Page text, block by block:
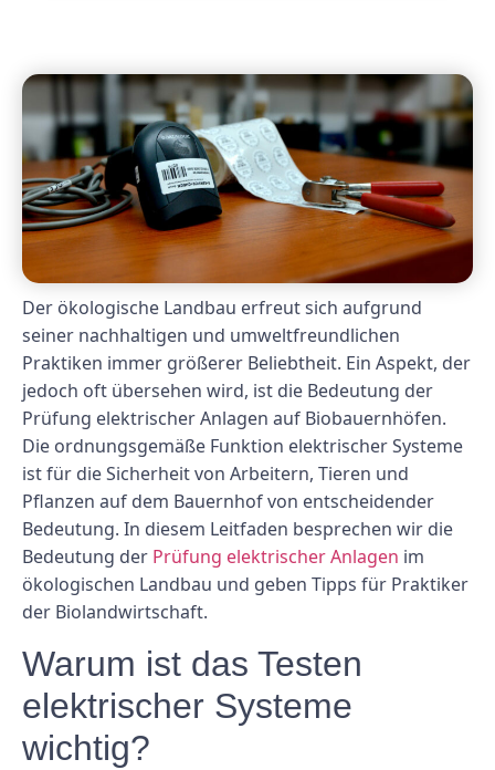
Der ökologische Landbau erfreut sich aufgrund
seiner nachhaltigen und umweltfreundlichen
Praktiken immer größerer Beliebtheit. Ein Aspekt, der
jedoch oft übersehen wird, ist die Bedeutung der
Prüfung elektrischer Anlagen auf Biobauernhöfen.
Die ordnungsgemäße Funktion elektrischer Systeme
ist für die Sicherheit von Arbeitern, Tieren und
Pflanzen auf dem Bauernhof von entscheidender
Bedeutung. In diesem Leitfaden besprechen wir die
Bedeutung der Prüfung elektrischer Anlagen im
ökologischen Landbau und geben Tipps für Praktiker
der Biolandwirtschaft.
Warum ist das Testen
elektrischer Systeme
wichtig?